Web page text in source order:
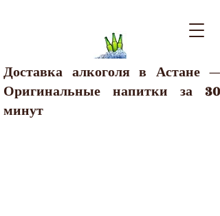
Доставка алкоголя в Астане —
Оригинальные напитки за 30
минут